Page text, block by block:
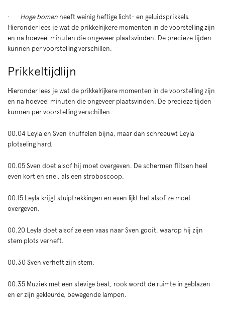
· Hoge bomen heeft weinig heftige licht- en geluidsprikkels.
Hieronder lees je wat de prikkelrijkere momenten in de voorstelling zijn
en na hoeveel minuten die ongeveer plaatsvinden. De precieze tijden
kunnen per voorstelling verschillen.
Prikkeltijdlijn
Hieronder lees je wat de prikkelrijkere momenten in de voorstelling zijn
en na hoeveel minuten die ongeveer plaatsvinden. De precieze tijden
kunnen per voorstelling verschillen.
00.04 Leyla en Sven knuffelen bijna, maar dan schreeuwt Leyla
plotseling hard.
00.05 Sven doet alsof hij moet overgeven. De schermen flitsen heel
even kort en snel, als een stroboscoop.
00.15 Leyla krijgt stuiptrekkingen en even lijkt het alsof ze moet
overgeven.
00.20 Leyla doet alsof ze een vaas naar Sven gooit, waarop hij zijn
stem plots verheft.
00.30 Sven verheft zijn stem.
00.35 Muziek met een stevige beat, rook wordt de ruimte in geblazen
en er zijn gekleurde, bewegende lampen.